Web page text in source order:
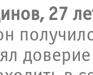
27